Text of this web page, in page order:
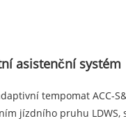
asistenční systém
tempomat ACC-
jízdního pruhu